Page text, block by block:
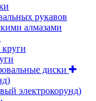
рукавов
алмазами
диски
электрокорунд)